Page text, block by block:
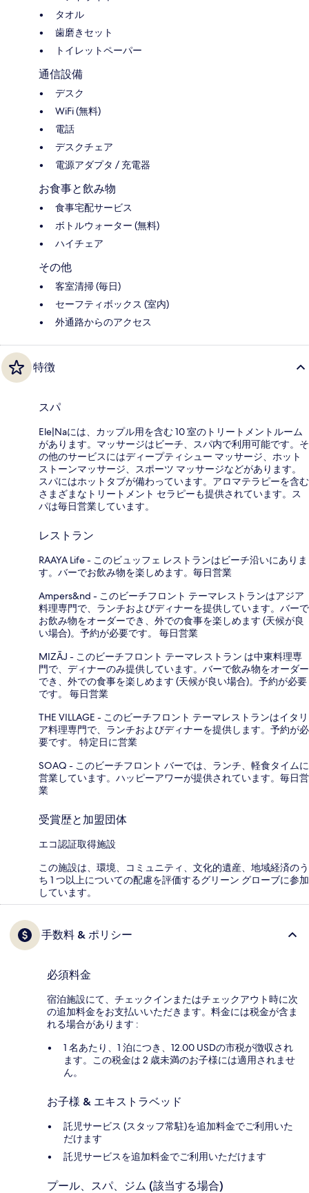
タオル
歯磨きセット
トイレットペーパー
通信設備
デスク
WiFi (無料)
電話
デスクチェア
電源アダプタ / 充電器
お食事と飲み物
食事宅配サービス
ボトルウォーター (無料)
ハイチェア
その他
客室清掃 (毎日)
セーフティボックス (室内)
外通路からのアクセス
特徴
スパ
Ele|Naには、カップル用を含む 10 室のトリートメントルーム
があります。マッサージはビーチ、スパ内で利用可能です。そ
の他のサービスにはディープティシュー マッサージ、ホット
ストーンマッサージ、スポーツ マッサージなどがあります。
スパにはホットタブが備わっています。アロマテラピーを含む
さまざまなトリートメント セラピーも提供されています。ス
パは毎日営業しています。
レストラン
RAAYA Life - このビュッフェ レストランはビーチ沿いにありま
す。バーでお飲み物を楽しめます。毎日営業
Ampers&nd - このビーチフロント テーマレストランはアジア
料理専門で、ランチおよびディナーを提供しています。バーで
お飲み物をオーダーでき、外での食事を楽しめます (天候が良
い場合)。予約が必要です。 毎日営業
MIZĀJ - このビーチフロント テーマレストラン は中東料理専
門で、ディナーのみ提供しています。バーで飲み物をオーダー
でき、外での食事を楽しめます (天候が良い場合)。予約が必要
です。 毎日営業
THE VILLAGE - このビーチフロント テーマレストランはイタリ
ア料理専門で、ランチおよびディナーを提供します。予約が必
要です。 特定日に営業
SOAQ - このビーチフロント バーでは、ランチ、軽食タイムに
営業しています。ハッピーアワーが提供されています。毎日営
業
受賞歴と加盟団体
エコ認証取得施設
この施設は、環境、コミュニティ、文化的遺産、地域経済のう
ち 1 つ以上についての配慮を評価するグリーン グローブに参加
しています。
手数料 & ポリシー
必須料金
宿泊施設にて、チェックインまたはチェックアウト時に次
の追加料金をお支払いいただきます。料金には税金が含ま
れる場合があります :
1 名あたり、1 泊につき、12.00 USDの市税が徴収され
ます。この税金は 2 歳未満のお子様には適用されませ
ん。
お子様 & エキストラベッド
託児サービス (スタッフ常駐)を追加料金でご利用いた
だけます
託児サービスを追加料金でご利用いただけます
プール、スパ、ジム (該当する場合)